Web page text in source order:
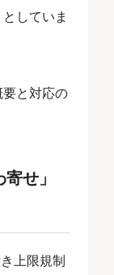
していま
と対応の
せ」
上限規制